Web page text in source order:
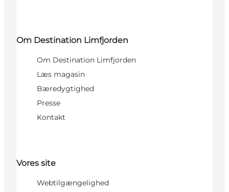
Om Destination Limfjorden
Om Destination Limfjorden
Læs magasin
Bæredygtighed
Presse
Kontakt
Vores site
Webtilgængelighed